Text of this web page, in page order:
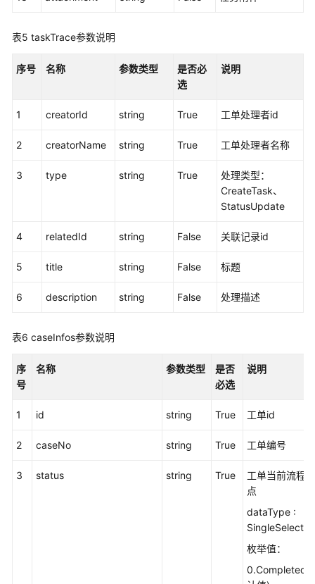
能
功
集
卷
口
Case2.0
单
口
权
表5 taskTrace参数说明
序号 名称 参数类型
是否必
选
说明
1 creatorId string True 工单处理者id
2 creatorName string True 工单处理者名称
3 type string True
处理类型：
CreateTask、
StatusUpdate
4 relatedId string False 关联记录id
5 title string False 标题
6 description string False 处理描述
表6 caseInfos参数说明
序
号
名称 参数类型
是否
必选
说明
1 id string True 工单id
2 caseNo string True 工单编号
3 status string True
工单当前流程节
点
dataType :
SingleSelect
枚举值：
0.Completed(